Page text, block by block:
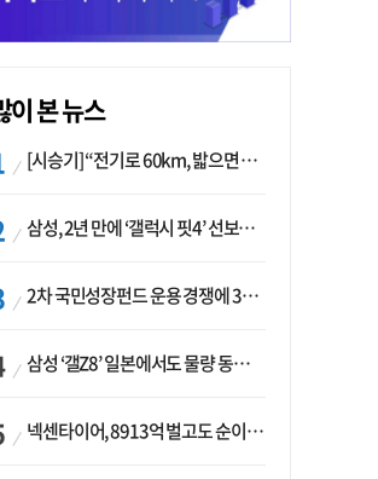
이 본 뉴스
[시승기] “전기로 60km, 밟으면 462마력”…볼보 XC60 T8의 두 얼굴
삼성, 2년 만에 ‘갤럭시 핏4’ 선보이나…웨어러블 생태계 확장 ‘시동’
2차 국민성장펀드 운용 경쟁에 33개사 몰렸다…신한·하나 등 새 얼굴 대거 합류
삼성 ‘갤Z8’ 일본에서도 물량 동났다…애플 참전 앞두고 선두 수성 ‘시험대’
넥센타이어, 8913억 벌고도 순이익 2억…유럽 세부담에 이익 증발